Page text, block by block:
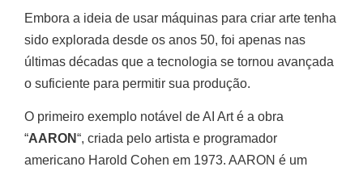
Embora a ideia de usar máquinas para criar arte tenha
sido explorada desde os anos 50, foi apenas nas
últimas décadas que a tecnologia se tornou avançada
o suficiente para permitir sua produção.
O primeiro exemplo notável de AI Art é a obra
“AARON“, criada pelo artista e programador
americano Harold Cohen em 1973. AARON é um